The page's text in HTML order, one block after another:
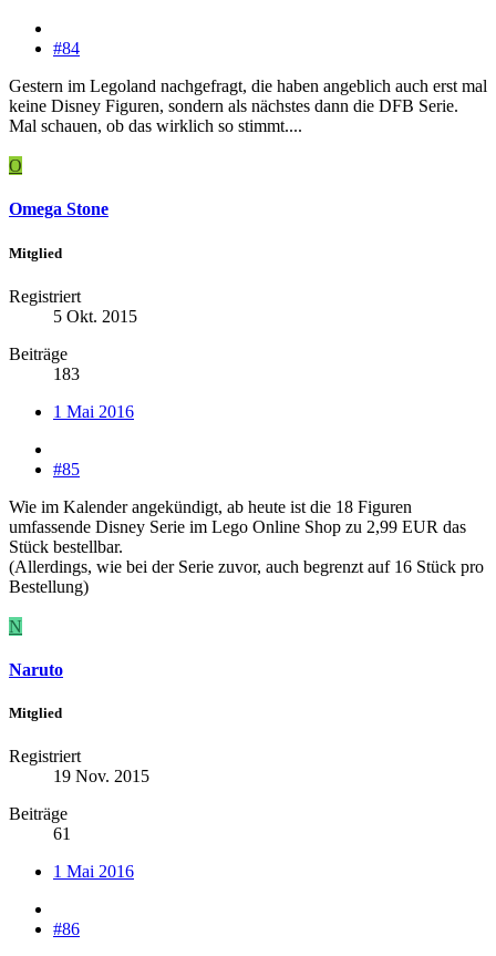
#84
Gestern im Legoland nachgefragt, die haben angeblich auch erst mal
keine Disney Figuren, sondern als nächstes dann die DFB Serie.
Mal schauen, ob das wirklich so stimmt....
O
Omega Stone
Mitglied
Registriert
5 Okt. 2015
Beiträge
183
1 Mai 2016
#85
Wie im Kalender angekündigt, ab heute ist die 18 Figuren
umfassende Disney Serie im Lego Online Shop zu 2,99 EUR das
Stück bestellbar.
(Allerdings, wie bei der Serie zuvor, auch begrenzt auf 16 Stück pro
Bestellung)
N
Naruto
Mitglied
Registriert
19 Nov. 2015
Beiträge
61
1 Mai 2016
#86